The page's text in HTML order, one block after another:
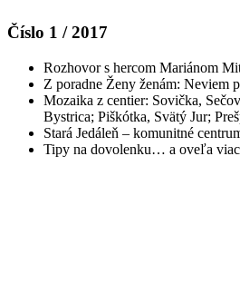
Číslo 1 / 2017
Rozhovor s hercom Mariánom
Z poradne Ženy ženám: Neviem
Mozaika z centier: Sovička,
Bystrica; Piškótka, Svätý Jur;
Stará Jedáleň – komunitné
Tipy na dovolenku… a oveľa viac